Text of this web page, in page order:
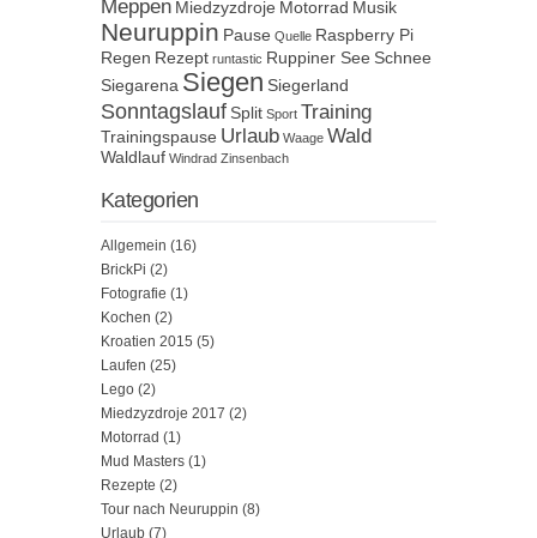
Meppen Miedzyzdroje Motorrad Musik
Neuruppin Pause Quelle Raspberry Pi
Regen Rezept runtastic Ruppiner See Schnee
Siegarena Siegen Siegerland
Sonntagslauf Split Sport Training
Trainingspause Urlaub Waage Wald
Waldlauf Windrad Zinsenbach
Kategorien
Allgemein (16)
BrickPi (2)
Fotografie (1)
Kochen (2)
Kroatien 2015 (5)
Laufen (25)
Lego (2)
Miedzyzdroje 2017 (2)
Motorrad (1)
Mud Masters (1)
Rezepte (2)
Tour nach Neuruppin (8)
Urlaub (7)